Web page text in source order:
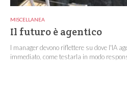
MISCELLANEA
Il futuro è agentico
I manager devono riflettere su dove l'IA
immediato, come testarla in modo